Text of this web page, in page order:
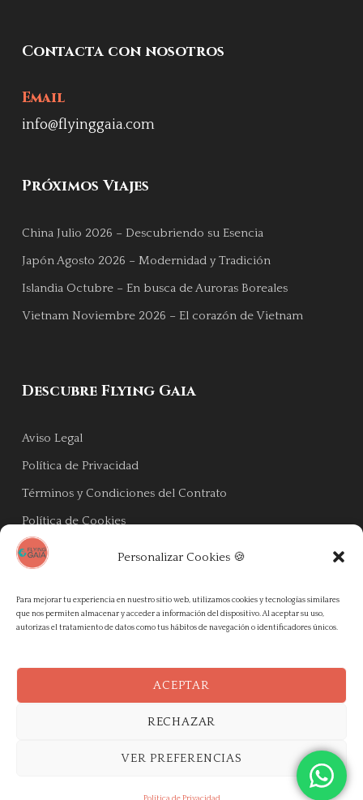
Personalizar Cookies 🍪
Para mejorar tu experiencia en nuestro sitio web, utilizamos cookies y tecnologías similares
que nos permiten almacenar y acceder a información del dispositivo. Al aceptar su uso,
autorizas el tratamiento de datos como tus hábitos de navegación o identificadores únicos.
ACEPTAR
RECHAZAR
VER PREFERENCIAS
Contacta con nosotros
Email
info@flyinggaia.com
Próximos Viajes
China Julio 2026 – Descubriendo su Esencia
Japón Agosto 2026 – Modernidad y Tradición
Islandia Octubre – En busca de Auroras Boreales
Vietnam Noviembre 2026 – El corazón de Vietnam
Descubre Flying Gaia
Aviso Legal
Política de Privacidad
Términos y Condiciones del Contrato
Política de Cookies
Flying Gaia
Flying Gaia Todos los Derechos Reservados